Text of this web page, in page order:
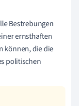
Bestrebungen
ernsthaften
können, die die
politischen